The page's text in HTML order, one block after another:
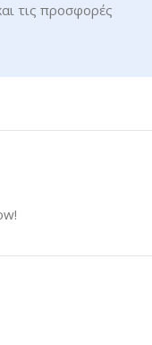
τις προσφορές